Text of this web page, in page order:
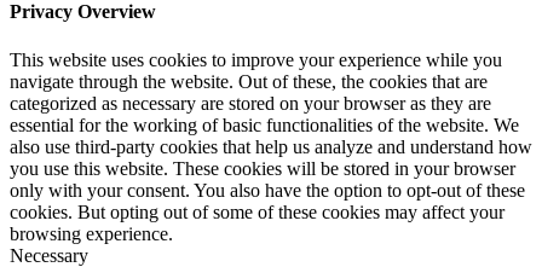
Privacy Overview
This website uses cookies to improve your experience while you
navigate through the website. Out of these, the cookies that are
categorized as necessary are stored on your browser as they are
essential for the working of basic functionalities of the website. We
also use third-party cookies that help us analyze and understand how
you use this website. These cookies will be stored in your browser
only with your consent. You also have the option to opt-out of these
cookies. But opting out of some of these cookies may affect your
browsing experience.
Necessary